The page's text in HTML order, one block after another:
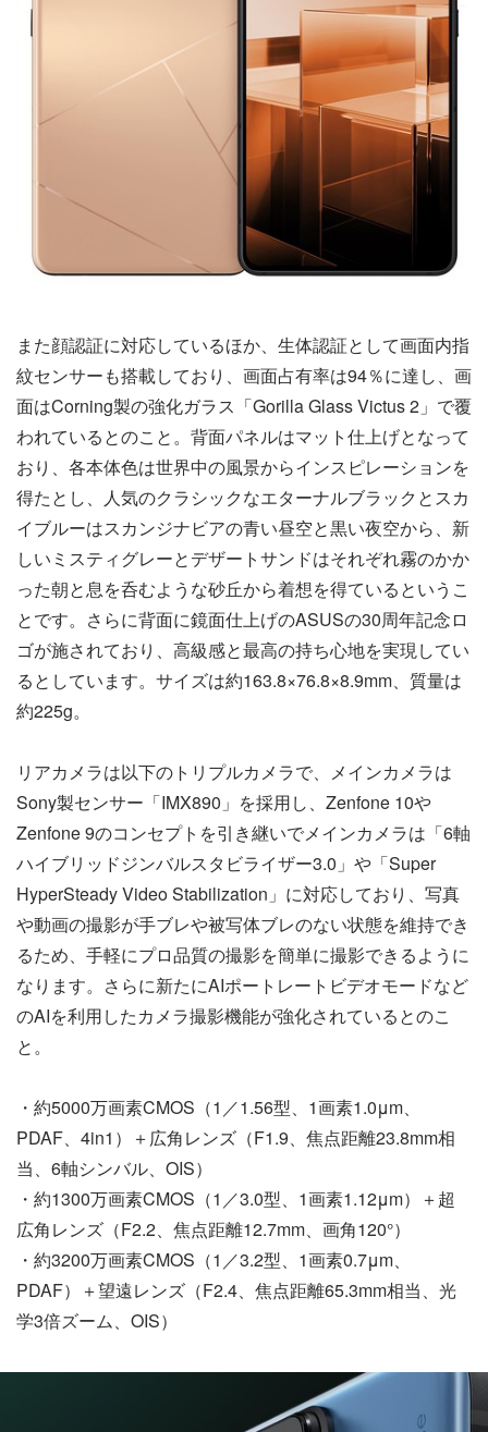
また顔認証に対応しているほか、生体認証として画面内指
紋センサーも搭載しており、画面占有率は94％に達し、画
面はCorning製の強化ガラス「Gorilla Glass Victus 2」で覆
われているとのこと。背面パネルはマット仕上げとなって
おり、各本体色は世界中の風景からインスピレーションを
得たとし、人気のクラシックなエターナルブラックとスカ
イブルーはスカンジナビアの青い昼空と黒い夜空から、新
しいミスティグレーとデザートサンドはそれぞれ霧のかか
った朝と息を呑むような砂丘から着想を得ているというこ
とです。さらに背面に鏡面仕上げのASUSの30周年記念ロ
ゴが施されており、高級感と最高の持ち心地を実現してい
るとしています。サイズは約163.8×76.8×8.9mm、質量は
約225g。
リアカメラは以下のトリプルカメラで、メインカメラは
Sony製センサー「IMX890」を採用し、Zenfone 10や
Zenfone 9のコンセプトを引き継いでメインカメラは「6軸
ハイブリッドジンバルスタビライザー3.0」や「Super
HyperSteady Video Stabilization」に対応しており、写真
や動画の撮影が手ブレや被写体ブレのない状態を維持でき
るため、手軽にプロ品質の撮影を簡単に撮影できるように
なります。さらに新たにAIポートレートビデオモードなど
のAIを利用したカメラ撮影機能が強化されているとのこ
と。
・約5000万画素CMOS（1／1.56型、1画素1.0μm、
PDAF、4in1）＋広角レンズ（F1.9、焦点距離23.8mm相
当、6軸シンバル、OIS）
・約1300万画素CMOS（1／3.0型、1画素1.12μm）＋超
広角レンズ（F2.2、焦点距離12.7mm、画角120°）
・約3200万画素CMOS（1／3.2型、1画素0.7μm、
PDAF）＋望遠レンズ（F2.4、焦点距離65.3mm相当、光
学3倍ズーム、OIS）